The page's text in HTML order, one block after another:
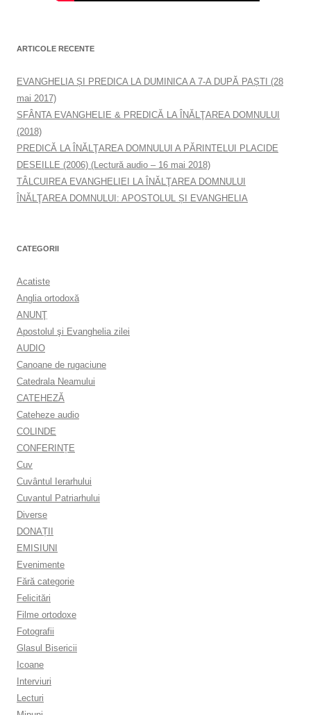
ARTICOLE RECENTE
EVANGHELIA ȘI PREDICA LA DUMINICA A 7-A DUPĂ PAȘTI (28
mai 2017)
SFÂNTA EVANGHELIE & PREDICĂ LA ÎNĂLŢAREA DOMNULUI
(2018)
PREDICĂ LA ÎNĂLŢAREA DOMNULUI A PĂRINTELUI PLACIDE
DESEILLE (2006) (Lectură audio – 16 mai 2018)
TÂLCUIREA EVANGHELIEI LA ÎNĂLŢAREA DOMNULUI
ÎNĂLŢAREA DOMNULUI: APOSTOLUL ȘI EVANGHELIA
CATEGORII
Acatiste
Anglia ortodoxă
ANUNŢ
Apostolul şi Evanghelia zilei
AUDIO
Canoane de rugaciune
Catedrala Neamului
CATEHEZĂ
Cateheze audio
COLINDE
CONFERINȚE
Cuv
Cuvântul Ierarhului
Cuvantul Patriarhului
Diverse
DONAȚII
EMISIUNI
Evenimente
Fără categorie
Felicitări
Filme ortodoxe
Fotografii
Glasul Bisericii
Icoane
Interviuri
Lecturi